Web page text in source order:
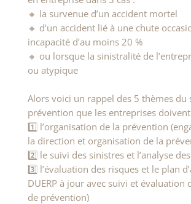
🔸 la survenue d’un accident mortel
🔸 d’un accident lié à une chute
incapacité d’au moins 20 %
🔸 ou lorsque la sinistralité de
ou atypique
Alors voici un rappel des 5 thèmes du
prévention que les entreprises
1️⃣ l’organisation de la prévention
la direction et organisation de la
2️⃣ le suivi des sinistres et l’analyse
3️⃣ l’évaluation des risques et le plan
DUERP à jour avec suivi et évaluation
de prévention)